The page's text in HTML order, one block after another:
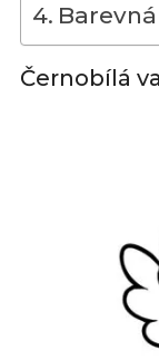
Černobílá